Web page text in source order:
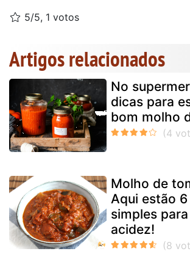
5/5, 1 votos
Artigos relacionados
No
dicas para
bom molho
Molho de
Aqui estão
simples
acidez!